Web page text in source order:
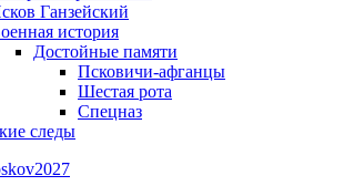
Ганзейский
история
Достойные памяти
Псковичи-афганцы
Шестая рота
Спецназ
следы